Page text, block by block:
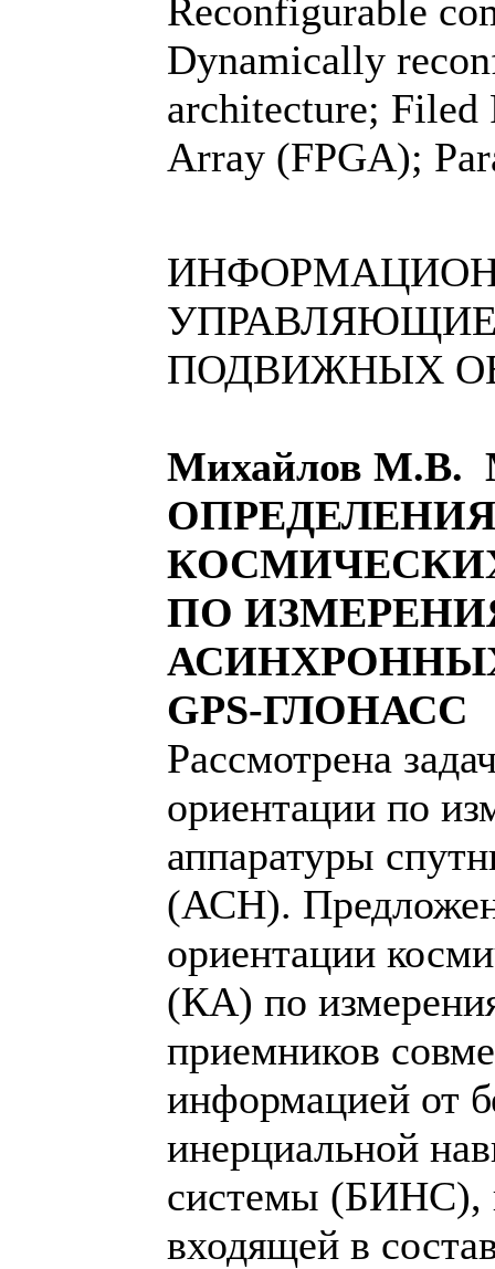
Reconfigurable
Dynamically
architecture; Filed
Array (FPGA);
ПОДВИЖНЫХ
Михайлов
ПО
GPS-ГЛОНАСC
Рассмотрена
ориентации по
аппаратуры
(АСН).
ориентации
(КА) по
приемников
информацией от
инерциальной
системы (БИНС),
входящей в